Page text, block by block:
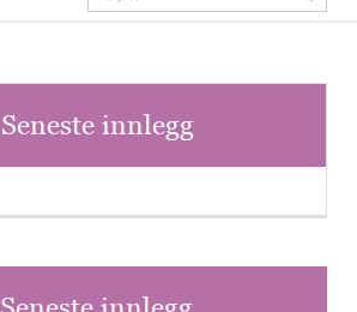
Seneste innlegg